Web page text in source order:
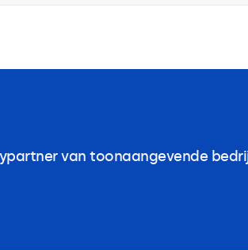
van toonaangevende